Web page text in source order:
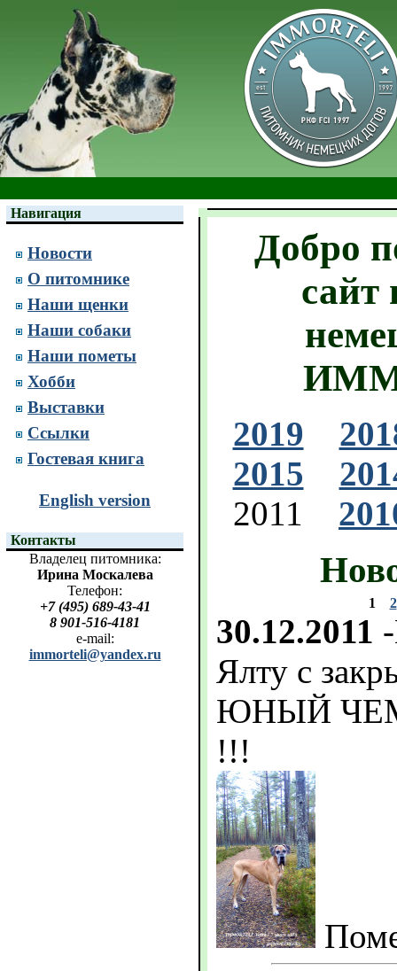
Навигация
Новости
О питомнике
Наши щенки
Наши собаки
Наши пометы
Хобби
Выставки
Ссылки
Гостевая книга
English version
Контакты
Владелец питомника:
Ирина Москалева
Телефон:
+7 (495) 689-43-41
8 901-516-4181
e-mail:
immorteli@yandex.ru
Добро
сайт
2019
2015
2011
1 2
30.12.2011
Ялту с
ЮНЫЙ
!!!